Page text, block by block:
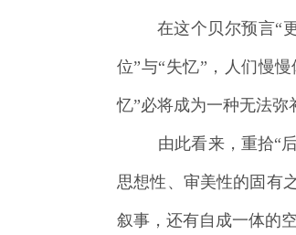
在这个贝尔预言“更
位”与“失忆”，人们慢
忆”必将成为一种无法弥
由此看来，重拾“后工
思想性、审美性的固有
叙事，还有自成一体的